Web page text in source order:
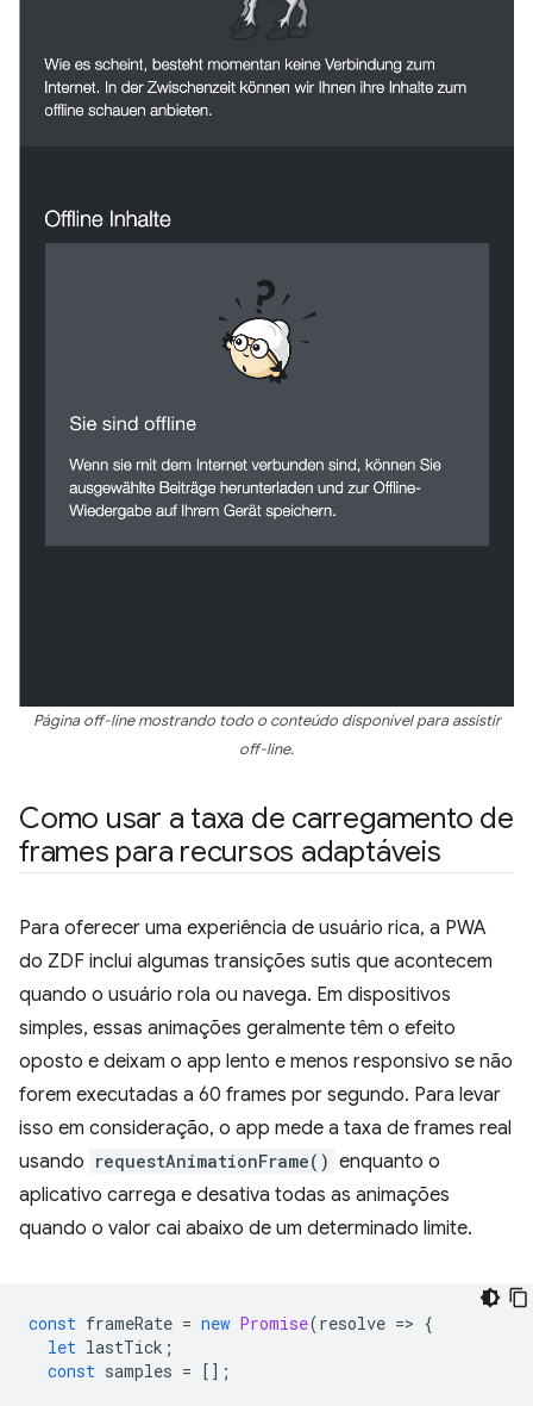
Página off-line mostrando todo o conteúdo disponível para assistir
off-line.
Como usar a taxa de carregamento de
frames para recursos adaptáveis
Para oferecer uma experiência de usuário rica, a PWA
do ZDF inclui algumas transições sutis que acontecem
quando o usuário rola ou navega. Em dispositivos
simples, essas animações geralmente têm o efeito
oposto e deixam o app lento e menos responsivo se não
forem executadas a 60 frames por segundo. Para levar
isso em consideração, o app mede a taxa de frames real
usando requestAnimationFrame() enquanto o
aplicativo carrega e desativa todas as animações
quando o valor cai abaixo de um determinado limite.
const frameRate = new Promise(resolve => {
let lastTick ;
const samples = [];